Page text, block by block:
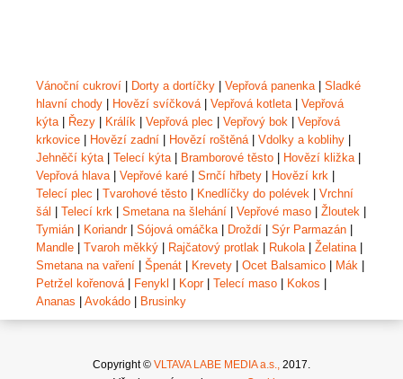
Vánoční cukroví | Dorty a dortíčky | Vepřová panenka | Sladké
hlavní chody | Hovězí svíčková | Vepřová kotleta | Vepřová
kýta | Řezy | Králík | Vepřová plec | Vepřový bok | Vepřová
krkovice | Hovězí zadní | Hovězí roštěná | Vdolky a koblihy |
Jehněčí kýta | Telecí kýta | Bramborové těsto | Hovězí kližka |
Vepřová hlava | Vepřové karé | Srnčí hřbety | Hovězí krk |
Telecí plec | Tvarohové těsto | Knedlíčky do polévek | Vrchní
šál | Telecí krk | Smetana na šlehání | Vepřové maso | Žloutek |
Tymián | Koriandr| Sójová omáčka | Droždí | Sýr Parmazán |
Mandle | Tvaroh měkký | Rajčatový protlak | Rukola | Želatina |
Smetana na vaření | Špenát | Krevety | Ocet Balsamico | Mák |
Petržel kořenová | Fenykl | Kopr| Telecí maso | Kokos |
Ananas | Avokádo | Brusinky
Copyright © VLTAVA LABE MEDIA a.s.,
2017.